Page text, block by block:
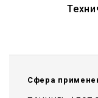
Сфера